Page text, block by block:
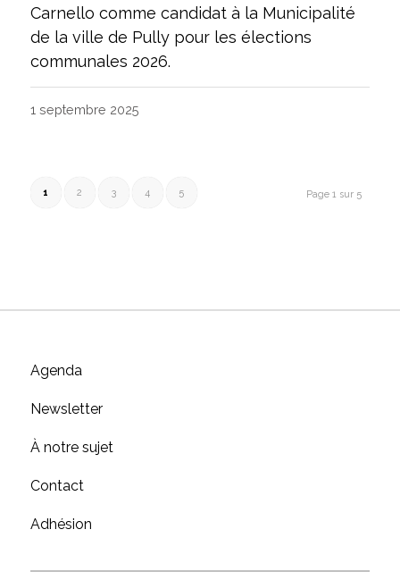
Carnello comme candidat à la Municipalité
de la ville de Pully pour les élections
communales 2026.
1 septembre 2025
Page 1 sur 5
1 2 3 4 5
Agenda
Newsletter
À notre sujet
Contact
Adhésion